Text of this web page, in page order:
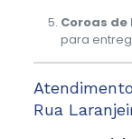
Coroas de
para
Rua